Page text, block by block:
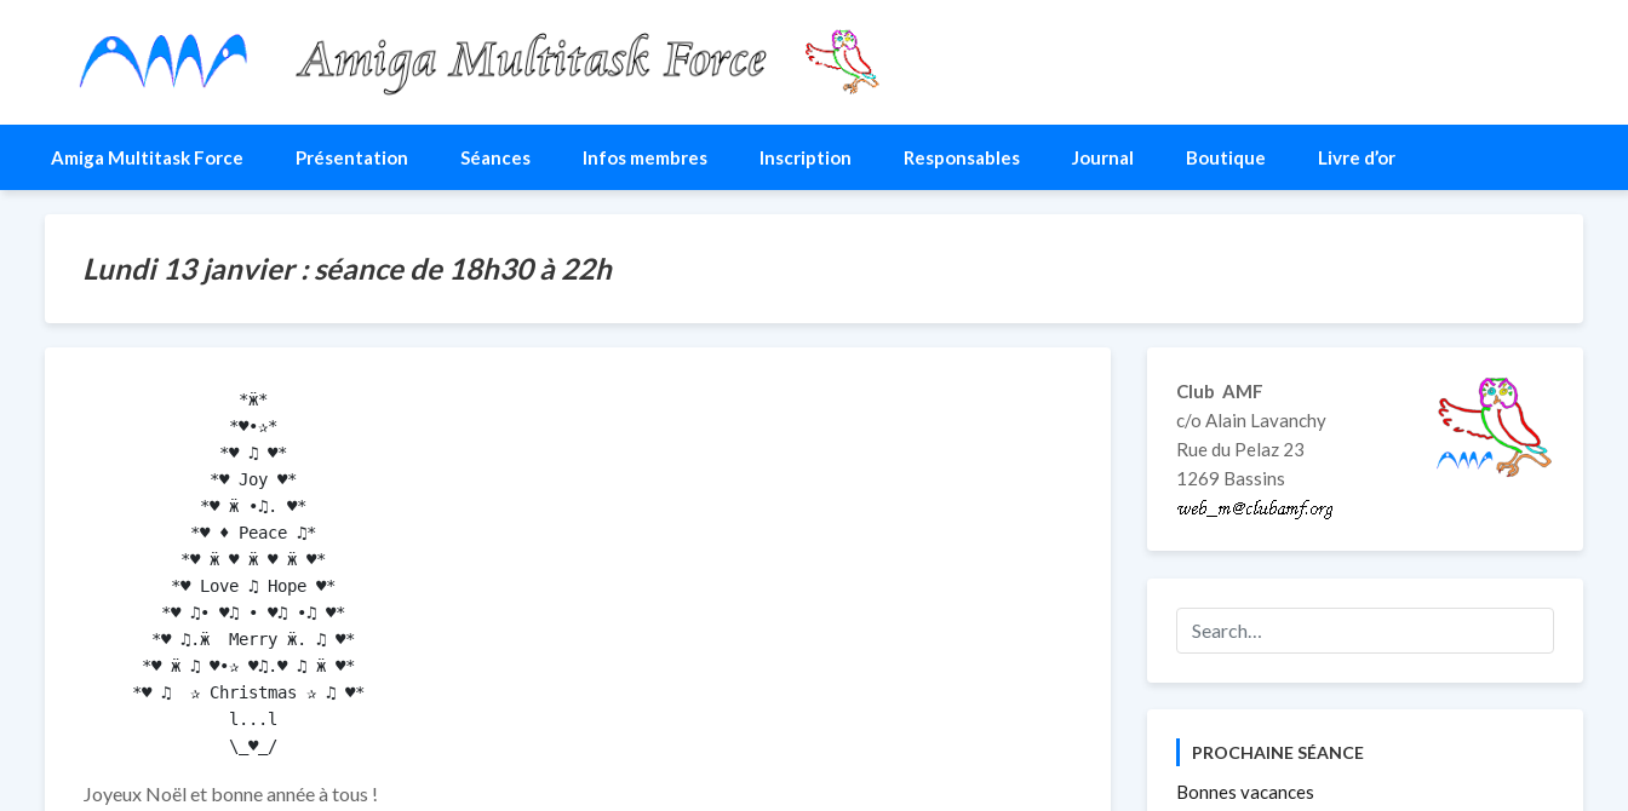
Amiga Multitask Force
Amiga Multitask Force Présentation Séances Infos membres Inscription Responsables Journal Boutique Livre d’or
Lundi 13 janvier : séance de 18h30 à 22h
               \_♥_/
Joyeux Noël et bonne année à tous !
Club AMF
c/o Alain Lavanchy
Rue du Pelaz 23
1269 Bassins
PROCHAINE SÉANCE
Bonnes vacances